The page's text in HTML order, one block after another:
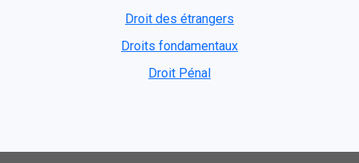
Droit des étrangers
Droits fondamentaux
Droit Pénal